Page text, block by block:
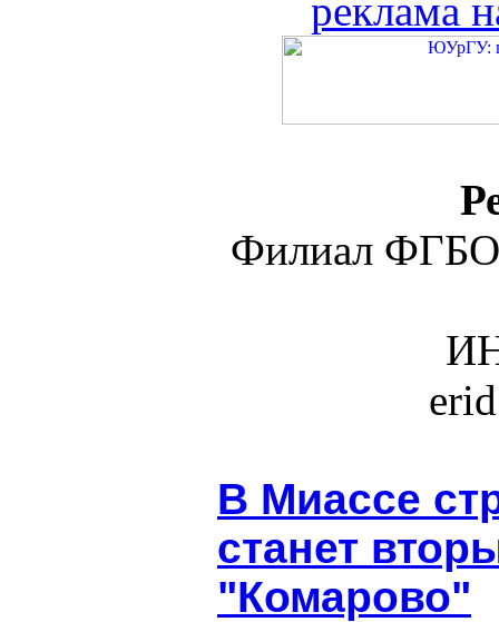
реклама
Филиал
В Миассе
станет
"Комарово"